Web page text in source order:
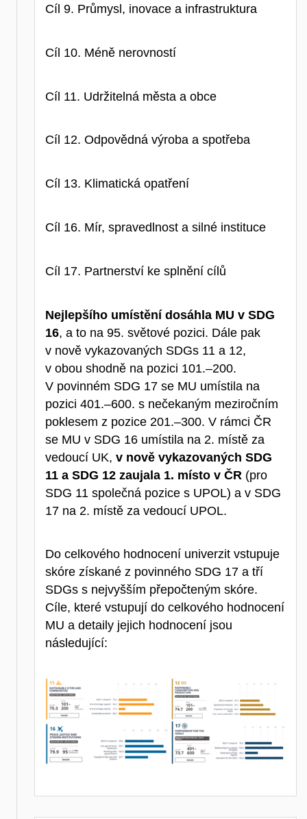
Cíl 9. Průmysl, inovace a infrastruktura
Cíl 10. Méně nerovností
Cíl 11. Udržitelná města a obce
Cíl 12. Odpovědná výroba a spotřeba
Cíl 13. Klimatická opatření
Cíl 16. Mír, spravedlnost a silné instituce
Cíl 17. Partnerství ke splnění cílů
Nejlepšího umístění dosáhla MU v SDG
16, a to na 95. světové pozici. Dále pak
v nově vykazovaných SDGs 11 a 12,
v obou shodně na pozici 101.–200.
V povinném SDG 17 se MU umístila na
pozici 401.–600. s nečekaným meziročním
poklesem z pozice 201.–300. V rámci ČR
se MU v SDG 16 umístila na 2. místě za
vedoucí UK, v nově vykazovaných SDG
11 a SDG 12 zaujala 1. místo v ČR (pro
SDG 11 společná pozice s UPOL) a v SDG
17 na 2. místě za vedoucí UPOL.
Do celkového hodnocení univerzit vstupuje
skóre získané z povinného SDG 17 a tří
SDGs s nejvyšším přepočteným skóre.
Cíle, které vstupují do celkového hodnocení
MU a detaily jejich hodnocení jsou
následující: